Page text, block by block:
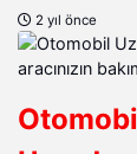
2 yıl önce